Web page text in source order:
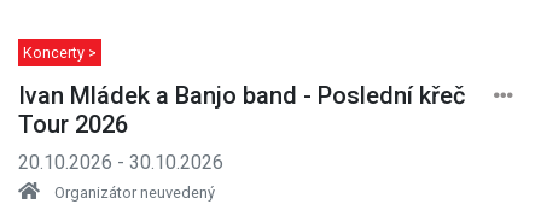
Koncerty >
Ivan Mládek a Banjo band - Poslední křeč
Tour 2026
20.10.2026 - 30.10.2026
Organizátor neuvedený